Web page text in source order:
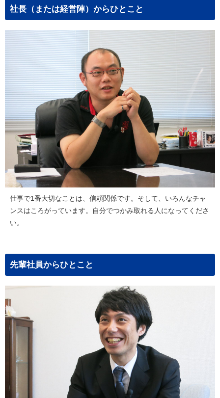
社長（または経営陣）からひとこと
仕事で1番大切なことは、信頼関係です。そして、いろんなチャ
ンスはころがっています。自分でつかみ取れる人になってくださ
い。
先輩社員からひとこと